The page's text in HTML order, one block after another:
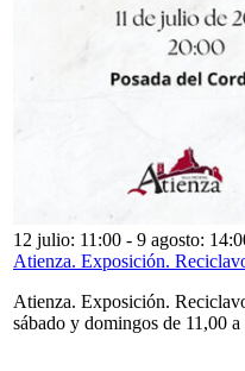
12 julio: 11:00 - 9 agosto:
Atienza. Exposición.
Atienza. Exposición.
sábado y domingos de 11,00